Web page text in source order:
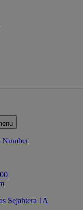
Number
Sejahtera 1A